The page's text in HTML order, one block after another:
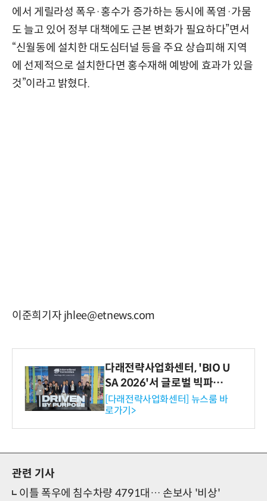
에서 게릴라성 폭우·홍수가 증가하는 동시에 폭염·가뭄
도 늘고 있어 정부 대책에도 근본 변화가 필요하다”면서
“신월동에 설치한 대도심터널 등을 주요 상습피해 지역
에 선제적으로 설치한다면 홍수재해 예방에 효과가 있을
것”이라고 밝혔다.
이준희기자 jhlee@etnews.com
다래전략사업화센터, 'BIO U
SA 2026'서 글로벌 빅파마
와의 비즈니스 미팅 지원…K
-바이오 해외 진출 교두보 확
보
[다래전략사업화센터] 뉴스룸 바
로가기>
관련 기사
이틀 폭우에 침수차량 4791대… 손보사 '비상'